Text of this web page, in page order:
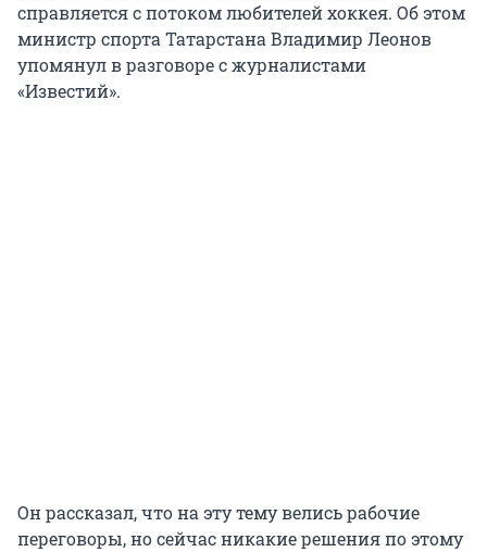
справляется с потоком любителей хоккея. Об этом
министр спорта Татарстана Владимир Леонов
упомянул в разговоре с журналистами
«Известий».
Он рассказал, что на эту тему велись рабочие
переговоры, но сейчас никакие решения по этому